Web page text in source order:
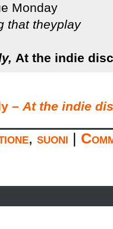
Monday
that theyplay
At the indie
– At the indie
, suoni